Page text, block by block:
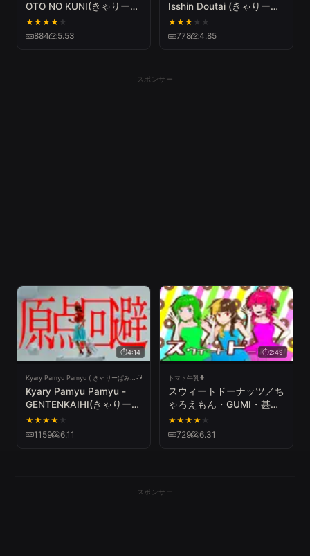
OTO NO KUNI(きゃりーぱ
みゅぱみゅ - 音ノ国)
Official Music Video
★★★★ ★
884 5.53
Isshin Doutai (きゃりーぱ
みゅぱみゅ - 一心同体)
Official Music Video
★★★ ★ ★
778 4.85
スポンサー
4:14
Kyary Pamyu Pamyu -
GENTENKAIHI(きゃりーぱ
みゅぱみゅ - 原点回避)
Official Music Video
★★★★ ★
1159 6.11
2:49
トマト牛乳
スウィートドーナッツ／ち
ゃろえもん・GUMI・甚三
【Perfume cover】
★★★★ ★
729 6.31
スポンサー